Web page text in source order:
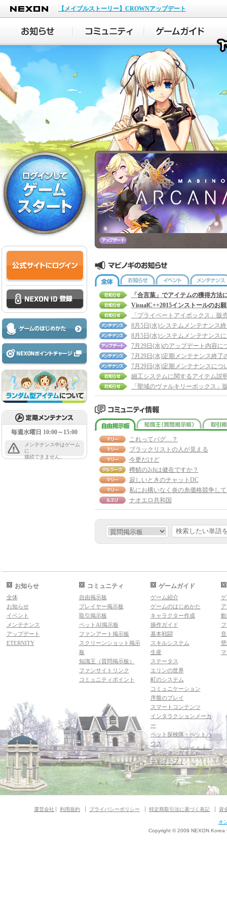
NEXON
【メイプルストーリー】CROWNアップデート
毎週水曜日 10:00～15:00
メンテナンス中はゲーム
に
接続できません。
全体 お知らせ イベント
「合言葉」でアイテムの獲得方法
VisualC++2015インストールのお
8月5日(水)システムメンテナンス
8月5日(水)システムメンテナンス
7月29日(水)のアップデート内容に
7月29日(水)定期メンテナンス終了
7月29日(水)定期メンテナンスにつ
細工システムに関するアイテム説
自由掲示板 知識
これってバグ…？
ブラックリストの人が見える
今更だけど
樽鯖の2chは健在ですか？
寂しいときのチャットDC
ナオエロ共和国
お知らせ
全体
お知らせ
イベント
メンテナンス
アップデート
ETERNITY
コミュニティ
自由掲示板
プレイヤー掲示板
取引掲示板
ペットAI掲示板
ファンアート掲示板
スクリーンショット掲示
板
知識王（質問掲示板）
ファンサイトリンク
コミュニティポイント
ゲームガイド
ゲーム紹介
ゲームのはじめかた
キャラクター作成
操作ガイド
基本戦闘
スキルシステム
生産
ステータス
エリンの世界
町のシステム
コミュニケーション
序盤のプレイ
スマートコンテンツ
インタラクションメーカ
ー
ペット探検隊・ペットハ
ウス
ダンジョンガイド
マギグラフィ
運営会社 利用規約 プライバシーポリシー 特定商取引法に基づく表記 資
オ
Copyright © 2009 NEXON Korea